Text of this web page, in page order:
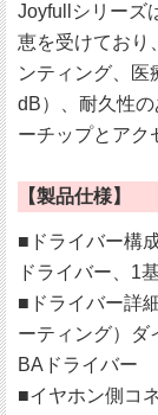
Joyfullシリーズ
恵を受けており
ンティング、医
dB）、耐久性
ーチップとアク
【製品仕様】
■ドライバー構
ドライバー、1
■ドライバー詳
ーティング）ダ
BAドライバー
■イヤホン側コ